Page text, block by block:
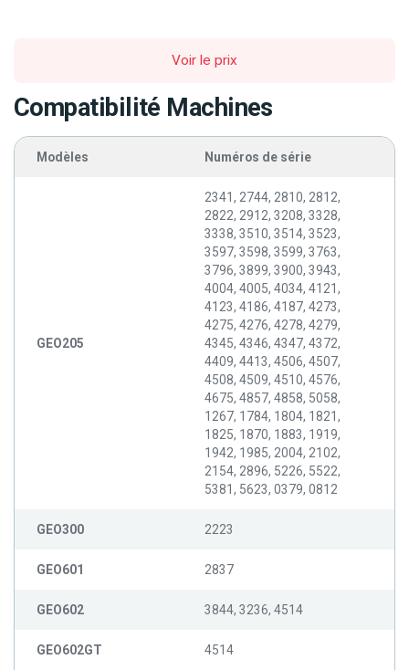
Voir le prix
Compatibilité Machines
Modèles Numéros de série
GEO205
2341, 2744, 2810, 2812,
2822, 2912, 3208, 3328,
3338, 3510, 3514, 3523,
3597, 3598, 3599, 3763,
3796, 3899, 3900, 3943,
4004, 4005, 4034, 4121,
4123, 4186, 4187, 4273,
4275, 4276, 4278, 4279,
4345, 4346, 4347, 4372,
4409, 4413, 4506, 4507,
4508, 4509, 4510, 4576,
4675, 4857, 4858, 5058,
1267, 1784, 1804, 1821,
1825, 1870, 1883, 1919,
1942, 1985, 2004, 2102,
2154, 2896, 5226, 5522,
5381, 5623, 0379, 0812
GEO300 2223
GEO601 2837
GEO602 3844, 3236, 4514
GEO602GT 4514